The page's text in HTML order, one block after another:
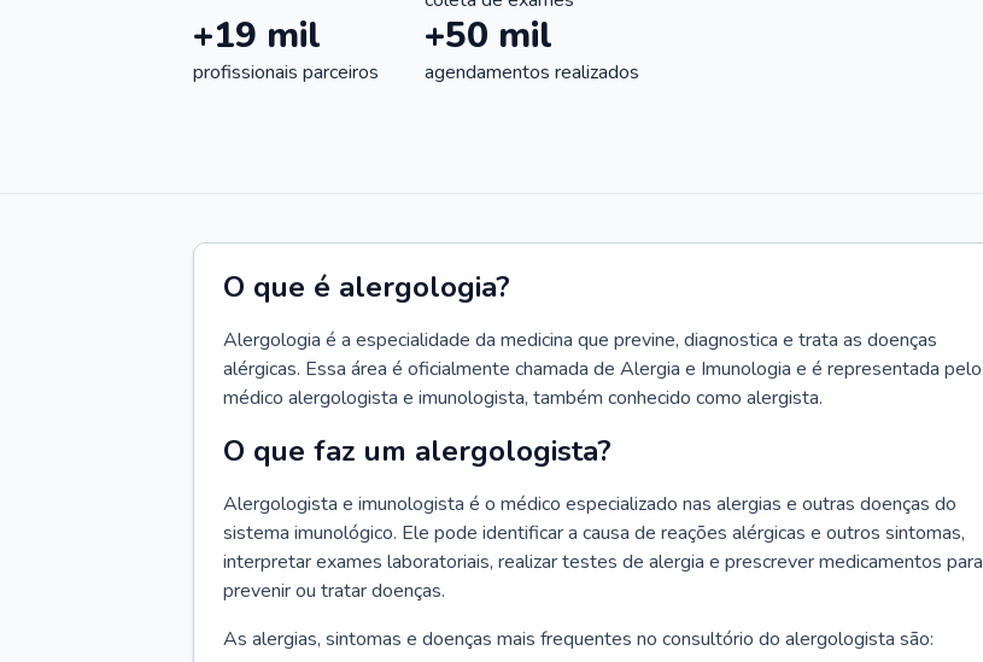
+19 mil
profissionais parceiros
+50 mil
agendamentos realizados
O que é alergologia?
Alergologia é a especialidade da medicina que previne, diagnostica e trata as doenças
alérgicas. Essa área é oficialmente chamada de Alergia e Imunologia e é representada pelo
médico alergologista e imunologista, também conhecido como alergista.
O que faz um alergologista?
Alergologista e imunologista é o médico especializado nas alergias e outras doenças do
sistema imunológico. Ele pode identificar a causa de reações alérgicas e outros sintomas,
interpretar exames laboratoriais, realizar testes de alergia e prescrever medicamentos para
prevenir ou tratar doenças.
As alergias, sintomas e doenças mais frequentes no consultório do alergologista são: